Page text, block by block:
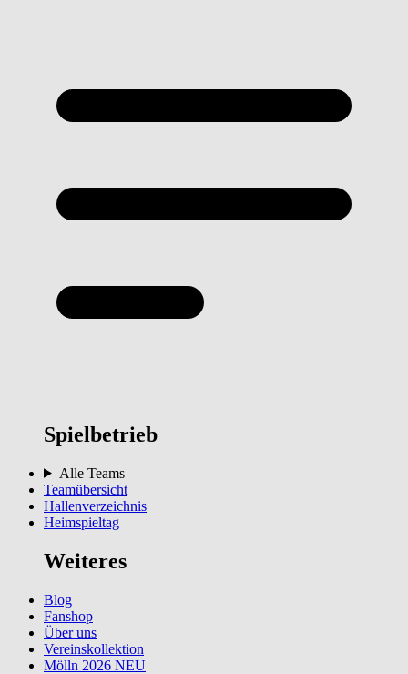
Spielbetrieb
Alle Teams
Teamübersicht
Hallenverzeichnis
Heimspieltag
Weiteres
Blog
Fanshop
Über uns
Vereinskollektion
Mölln 2026 NEU